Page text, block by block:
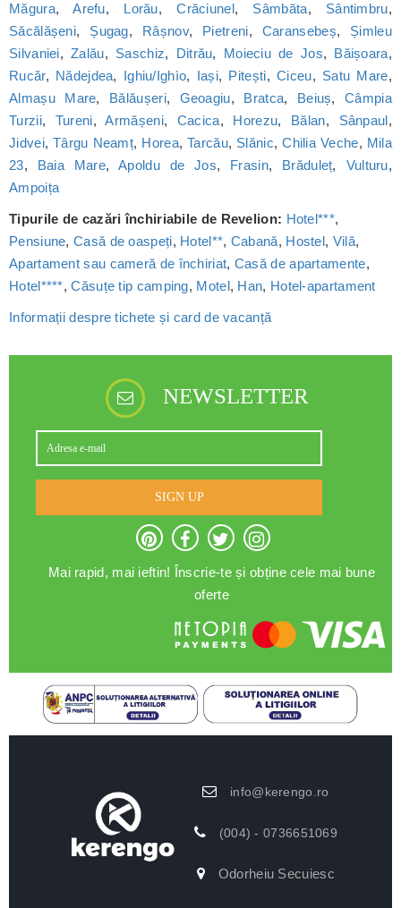
Măgura,Arefu, Lorău,Crăciunel, Sâmbăta, Sântimbru,
Săcălășeni, Șugag, Râșnov, Pietreni, Caransebeș, Șimleu
Silvaniei,Zalău, Saschiz, Ditrău, Moieciu de Jos, Băișoara,
Rucăr, Nădejdea, Ighiu/Ighìo, Iași, Pitești,Ciceu, Satu Mare,
Almașu Mare, Bălăușeri, Geoagiu, Bratca, Beiuș,Câmpia
Turzii, Tureni,Armășeni, Cacica, Horezu, Bălan, Sânpaul,
Jidvei,Târgu Neamț, Horea,Tarcău, Slănic,Chilia Veche, Mila
23, Baia Mare,Apoldu de Jos, Frasin, Brăduleț, Vulturu,
Ampoița
Tipurile de cazări închiriabile de Revelion: Hotel***,
Pensiune,Casă de oaspeți, Hotel**, Cabană, Hostel, Vilă,
Apartament sau cameră de închiriat, Casă de apartamente,
Hotel****,Căsuțe tip camping, Motel, Han, Hotel-apartament
Informații despre tichete și card de vacanță
NEWSLETTER
SIGN UP
Mai rapid, mai ieftin! Înscrie-te și obține cele mai bune
oferte
info@kerengo.ro
(004) - 0736651069
Odorheiu Secuiesc